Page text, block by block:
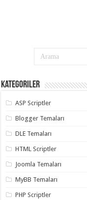
Kategoriler
ASP Scriptler
Blogger Temaları
DLE Temaları
HTML Scriptler
Joomla Temaları
MyBB Temaları
PHP Scriptler